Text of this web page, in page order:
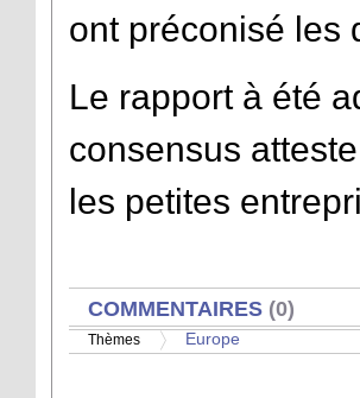
ont préconisé les
Le rapport à été
consensus
les petites
AFFICHER
COMMENTAIRES (0)
Thèmes Europe